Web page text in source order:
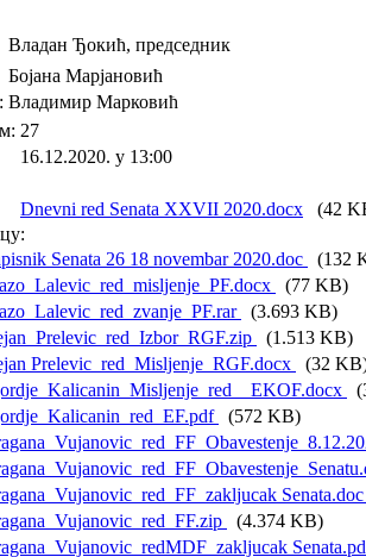
Владан Ђокић, председник
Бојана Марјановић
Владимир Марковић
27
16.12.2020. у 13:00
Dnevni red Senata XXVII 2020.docx (42
Senata 26 18 novembar 2020.doc
(132
(77 KB)
(3.693 KB)
(1.513 KB)
Prelevic_red_Misljenje_RGF.docx
(32
(572 KB)
(4.374 KB)